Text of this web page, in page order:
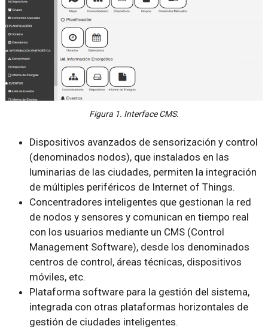
Figura 1. Interface CMS.
Dispositivos avanzados de sensorización y control
(denominados nodos), que instalados en las
luminarias de las ciudades, permiten la integración
de múltiples periféricos de Internet of Things.
Concentradores inteligentes que gestionan la red
de nodos y sensores y comunican en tiempo real
con los usuarios mediante un CMS (Control
Management Software), desde los denominados
centros de control, áreas técnicas, dispositivos
móviles, etc.
Plataforma software para la gestión del sistema,
integrada con otras plataformas horizontales de
gestión de ciudades inteligentes.